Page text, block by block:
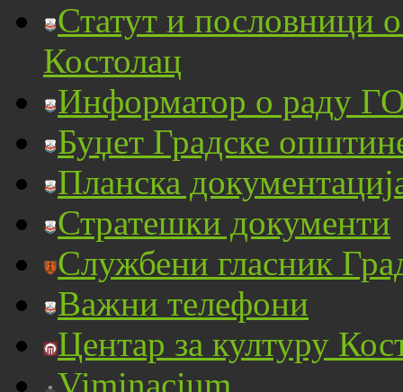
Статут и пословници
Костолац
Информатор о раду
Буџет Градске
Планска
Стратешки документи
Службени гласник
Важни телефони
Центар за културу